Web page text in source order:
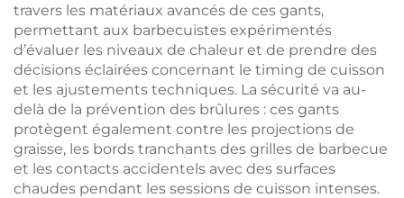
travers les matériaux avancés de ces gants,
permettant aux barbecuistes expérimentés
d’évaluer les niveaux de chaleur et de prendre des
décisions éclairées concernant le timing de cuisson
et les ajustements techniques. La sécurité va au-
delà de la prévention des brûlures : ces gants
protègent également contre les projections de
graisse, les bords tranchants des grilles de barbecue
et les contacts accidentels avec des surfaces
chaudes pendant les sessions de cuisson intenses.